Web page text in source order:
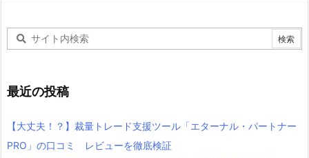
最近の投稿
【大丈夫！？】裁量トレード支援ツール「エターナル・パートナー
PRO」の口コミ レビューを徹底検証